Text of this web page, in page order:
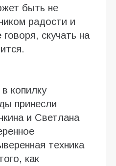
быть не
радости и
скучать на
копилку
принесли
и Светлана
техника
как